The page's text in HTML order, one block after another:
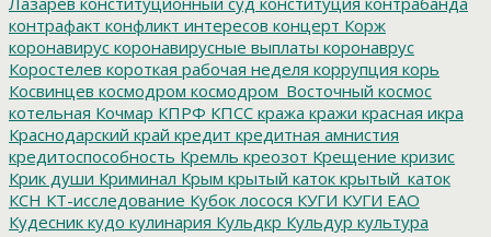
контрафакт конфликт интересов концерт Корж
коронавирус коронавирусные выплаты коронаврус
Коростелев короткая рабочая неделя коррупция корь
Косвинцев космодром космодром_Восточный космос
котельная Кочмар КПРФ КПСС кража кражи красная икра
Краснодарский край кредит кредитная амнистия
кредитоспособность Кремль креозот Крещение кризис
Крик души Криминал Крым крытый каток крытый_каток
КСН КТ-исследование Кубок лосося КУГИ КУГИ ЕАО
Кудесник кудо кулинария Кульдкр Кульдур культура